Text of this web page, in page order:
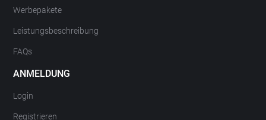
Werbepakete
Leistungsbeschreibung
FAQs
ANMELDUNG
Login
Registrieren